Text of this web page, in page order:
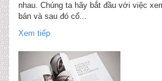
nhau. Chúng ta hãy bắt đầu với việc
bản và sau đó cố...
Xem tiếp